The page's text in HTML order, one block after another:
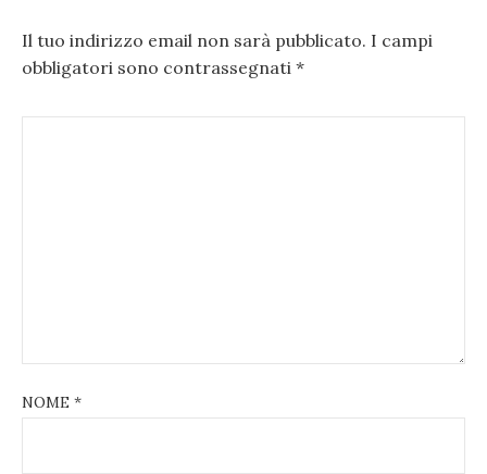
Il tuo indirizzo email non sarà pubblicato. I campi
obbligatori sono contrassegnati *
NOME *